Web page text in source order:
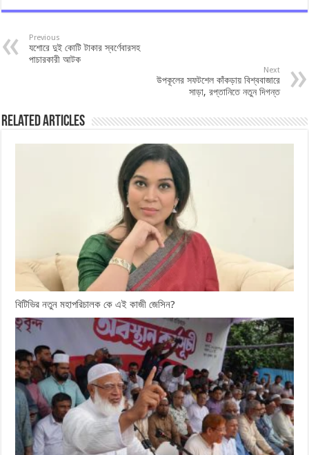
Previous
যশোরে দুই কোটি টাকার স্বর্ণেবারসহ
পাচারকারী আটক
Next
উপকূলের সফটশেল কাঁকড়ায় বিশ্ববাজারে
সাড়া, রপ্তানিতে নতুন দিগন্ত
Related Articles
বিটিভির নতুন মহাপরিচালক কে এই কাজী জেসিন?